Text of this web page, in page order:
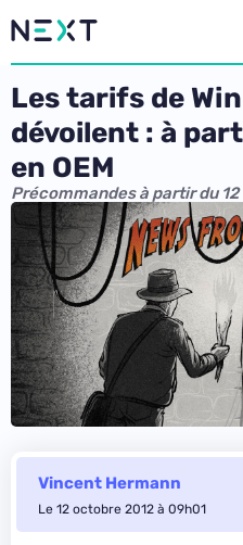
Les tarifs de
dévoilent : à
en OEM
Précommandes à partir du
Vincent Hermann
Le 12 octobre 2012 à 09h01